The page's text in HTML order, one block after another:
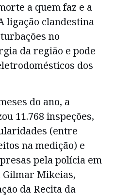
a quem faz e a
ligação clandestina
no
da região e pode
dos
do ano, a
11.768 inspeções,
(entre
na medição) e
pela polícia em
Gilmar Mikeias,
da Recita da